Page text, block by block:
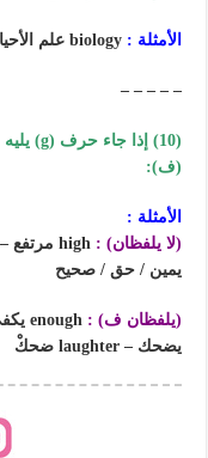
الأمثلة : biology علم الأحياء – geology جيولوجيا
– – – – –
(ف):
الأمثلة :
(لا يلفظان) :
يمين / حق / صحيح
(يلفظان ف) :
يضحك – laughter ضحكْ